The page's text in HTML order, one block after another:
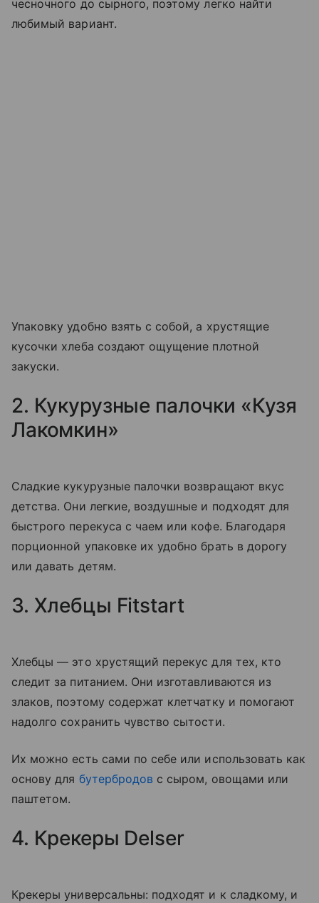
чесночного до сырного, поэтому легко найти
любимый вариант.
Упаковку удобно взять с собой, а хрустящие
кусочки хлеба создают ощущение плотной
закуски.
2. Кукурузные палочки «Кузя
Лакомкин»
Сладкие кукурузные палочки возвращают вкус
детства. Они легкие, воздушные и подходят для
быстрого перекуса с чаем или кофе. Благодаря
порционной упаковке их удобно брать в дорогу
или давать детям.
3. Хлебцы Fitstart
Хлебцы — это хрустящий перекус для тех, кто
следит за питанием. Они изготавливаются из
злаков, поэтому содержат клетчатку и помогают
надолго сохранить чувство сытости.
Их можно есть сами по себе или использовать как
основу для бутербродов с сыром, овощами или
паштетом.
4. Крекеры Delser
Крекеры универсальны: подходят и к сладкому, и